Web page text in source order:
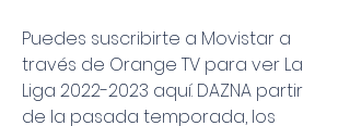
Puedes suscribirte a Movistar a
través de Orange TV para ver La
Liga 2022-2023 aquí. DAZNA partir
de la pasada temporada, los